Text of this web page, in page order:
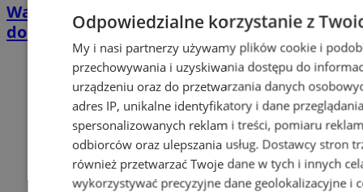
Wakacyjny wypoczynek nad Bałtykiem w
domkach Szmaragdowe Morze
Odpowiedzialne korzystanie z
My i nasi partnerzy używamy plików cookie i
przechowywania i uzyskiwania dostępu do
urządzeniu oraz do przetwarzania danych
adres IP, unikalne identyfikatory i dane
spersonalizowanych reklam i treści, pomiaru
odbiorców oraz ulepszania usług. Dostawcy stron
również przetwarzać Twoje dane w tych i innych
wykorzystywać precyzyjne dane geolokalizacyjne i